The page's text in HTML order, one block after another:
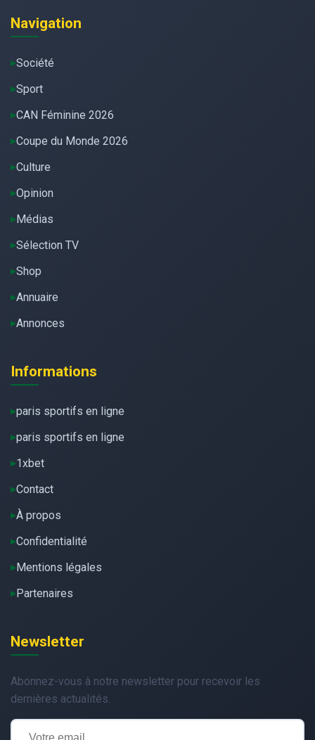
Navigation
Société
Sport
CAN Féminine 2026
Coupe du Monde 2026
Culture
Opinion
Médias
Sélection TV
Shop
Annuaire
Annonces
Informations
paris sportifs en ligne
paris sportifs en ligne
1xbet
Contact
À propos
Confidentialité
Mentions légales
Partenaires
Newsletter
Abonnez-vous à notre newsletter pour recevoir les
dernières actualités.